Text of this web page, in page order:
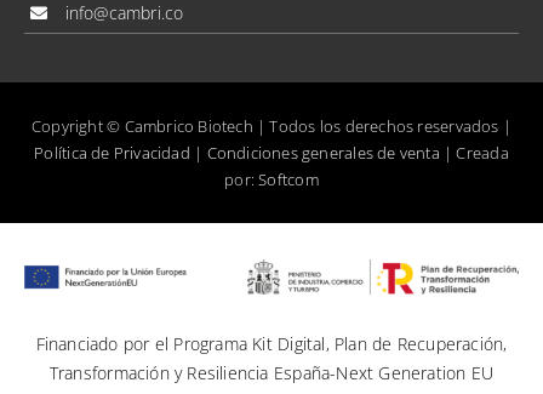
info@cambri.co
Copyright © Cambrico Biotech | Todos los derechos reservados |
Política de Privacidad | Condiciones generales de venta | Creada
por:Softcom
Financiado por el Programa Kit Digital, Plan de Recuperación,
Transformación y Resiliencia España-Next Generation EU